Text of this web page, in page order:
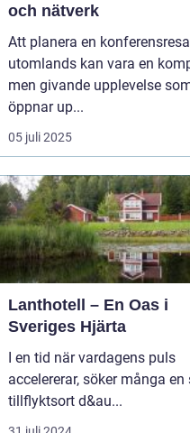
och nätverk
Att planera en konferensresa
utomlands kan vara en
men givande upplevelse
öppnar up...
05 juli 2025
Lanthotell – En Oas i
Sveriges Hjärta
I en tid när vardagens puls
accelererar, söker många en
tillflyktsort d&au...